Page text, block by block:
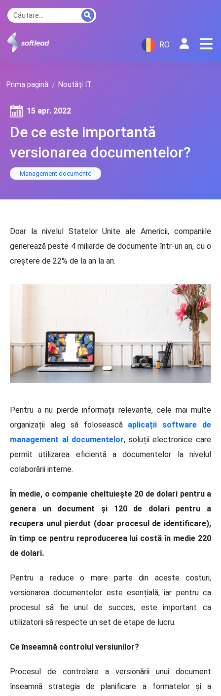
RO
Prima pagină Noutăți IT
De ce este importantă
versionarea documentelor?
15 apr. 2022
Management documente
Doar la nivelul Statelor Unite ale Americii, companiile
generează peste 4 miliarde de documente într-un an, cu o
creștere de 22% de la an la an.
Pentru a nu pierde informații relevante, cele mai multe
organizații aleg să folosească aplicații software de
management al documentelor, soluții electronice care
permit utilizarea eficientă a documentelor la nivelul
colaborării interne.
În medie, o companie cheltuiește 20 de dolari pentru a
genera un document și 120 de dolari pentru a
recupera unul pierdut (doar procesul de identificare),
în timp ce pentru reproducerea lui costă în medie 220
de dolari.
Pentru a reduce o mare parte din aceste costuri,
versionarea documentelor este esențială, iar pentru ca
procesul să fie unul de succes, este important ca
utilizatorii să respecte un set de etape de lucru.
Ce înseamnă controlul versiunilor?
Procesul de controlare a versionării unui document
înseamnă strategia de planificare a formatelor și a